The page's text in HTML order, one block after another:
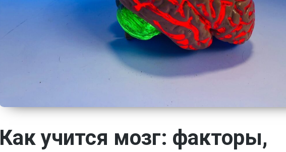
Как учится мозг: факторы,